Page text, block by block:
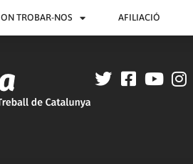
ON TROBAR-NOS AFILIACIÓ